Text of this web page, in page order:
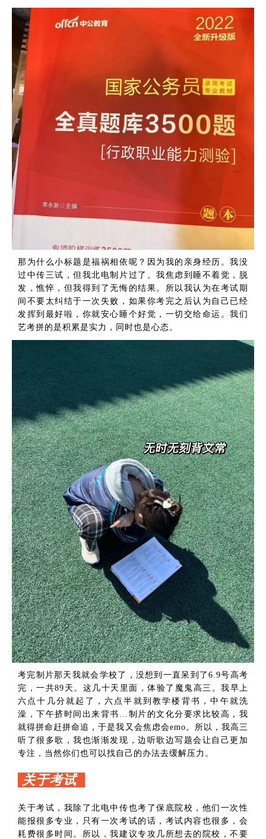
那为什么小标题是福祸相依呢？因为我的亲身经历。我没
过中传三试，但我北电制片过了。我焦虑到睡不着觉，脱
发，憔悴，但我得到了无悔的结果。所以我认为在考试期
间不要太纠结于一次失败，如果你考完之后认为自己已经
发挥到最好啦，你就安心睡个好觉，一切交给命运。我们
艺考拼的是积累是实力，同时也是心态。
考完制片那天我就会学校了，没想到一直呆到了6.9号高考
完，一共89天。这几十天里面，体验了魔鬼高三。我早上
六点十几分就起了，六点半就到教学楼背书，中午就洗
澡，下午挤时间出来背书…制片的文化分要求比较高，我
就得拼命赶拼命追，于是我又会焦虑会emo。所以，我高三
听了很多歌，我也渐渐发现，边听歌边写题会让自己更加
专注，当然你们也可以找自己的办法去缓解压力。
关于考试
关于考试，我除了北电中传也考了保底院校，他们一次性
能报很多专业，只有一次考试的话，考试内容也很多，会
耗费很多时间。所以，我建议专攻几所想去的院校，不要